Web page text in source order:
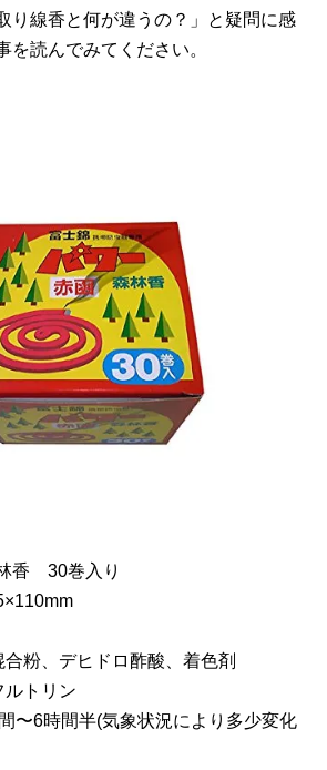
り線香と何が違うの？」と疑問に感
を読んでみてください。
香 30巻入り
合粉、デヒドロ酢酸、着色剤
ルトリン
〜6時間半(気象状況により多少変化